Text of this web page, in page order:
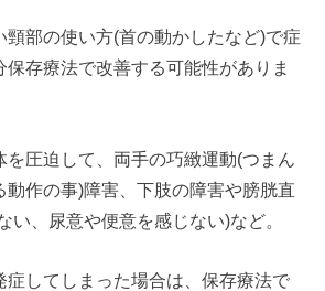
頸部の使い方(首の動かしたなど)で症
存療法で改善する可能性がありま
を圧迫して、両手の巧緻運動(つまん
動作の事)障害、下肢の障害や膀胱直
い、尿意や便意を感じない)など。
症してしまった場合は、保存療法で